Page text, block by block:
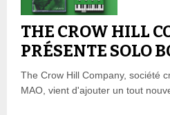
THE CROW HILL
PRÉSENTE SOLO
The Crow Hill Company, société
MAO, vient d'ajouter un tout